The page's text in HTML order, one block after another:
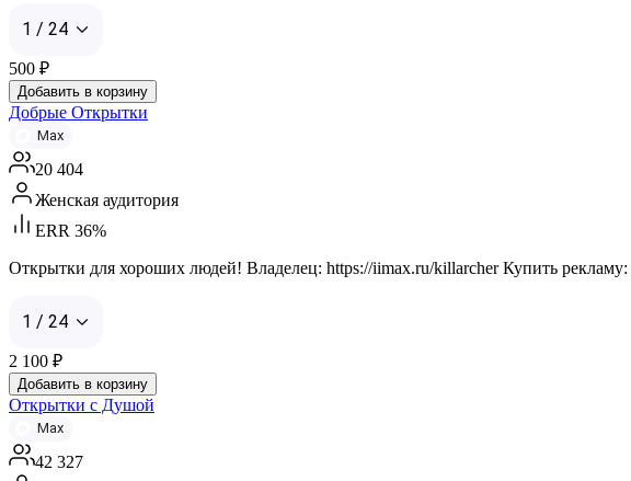
1 / 24
500 ₽
Добавить в корзину
Добрые Открытки
Max
20 404
Женская аудитория
ERR 36%
Открытки для хороших людей! Владелец: https://iimax.ru/killarcher Купить
1 / 24
2 100 ₽
Добавить в корзину
Открытки с Душой
Max
42 327